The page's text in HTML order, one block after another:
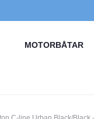
MOTORBÅTAR